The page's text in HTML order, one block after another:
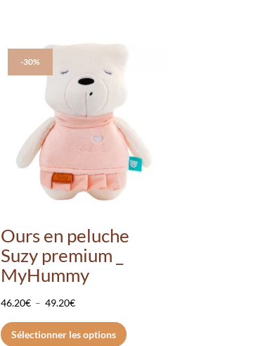
-30%
Ours en peluche
Suzy premium _
MyHummy
46.20€ – 49.20€Plage
de
prix :
Sélectionner les options
produit